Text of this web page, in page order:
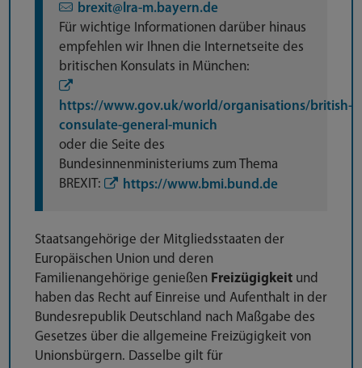
brexit@lra-m.bayern.de
Für wichtige Informationen darüber hinaus
empfehlen wir Ihnen die Internetseite des
britischen Konsulats in München:
https://www.gov.uk/world/organisations/british-
consulate-general-munich
oder die Seite des
Bundesinnenministeriums zum Thema
BREXIT:
https://www.bmi.bund.de
Staatsangehörige der Mitgliedsstaaten der
Europäischen Union und deren
Familienangehörige genießen Freizügigkeit und
haben das Recht auf Einreise und Aufenthalt in der
Bundesrepublik Deutschland nach Maßgabe des
Gesetzes über die allgemeine Freizügigkeit von
Unionsbürgern. Dasselbe gilt für